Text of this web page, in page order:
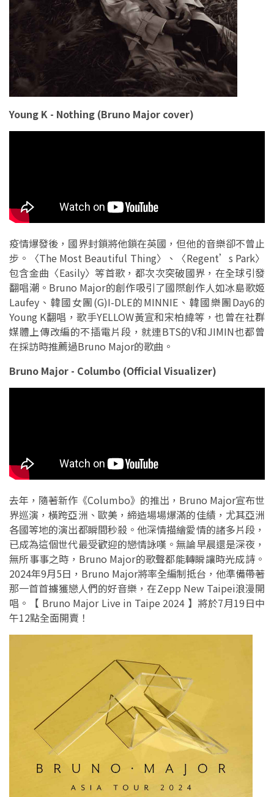
Young K - Nothing (Bruno Major cover)
疫情爆發後，國界封鎖將他鎖在英國，但他的音樂卻不曾止
步。〈The Most Beautiful Thing〉、〈Regent’s Park〉
包含金曲〈Easily〉等首歌，都次次突破國界，在全球引發
翻唱潮。Bruno Major的創作吸引了國際創作人如冰島歌姬
Laufey、韓國女團(G)I-DLE的MINNIE、韓國樂團Day6的
Young K翻唱，歌手YELLOW黃宣和宋柏緯等，也曾在社群
媒體上傳改編的不插電片段，就連BTS的V和JIMIN也都曾
在採訪時推薦過Bruno Major的歌曲。
Bruno Major - Columbo (Official Visualizer)
去年，隨著新作《Columbo》的推出，Bruno Major宣布世
界巡演，橫跨亞洲、歐美，締造場場爆滿的佳績，尤其亞洲
各國等地的演出都瞬間秒殺。他深情描繪愛情的諸多片段，
已成為這個世代最受歡迎的戀情詠嘆。無論早晨還是深夜，
無所事事之時，Bruno Major的歌聲都能轉瞬讓時光成詩。
2024年9月5日，Bruno Major將率全編制抵台，他準備帶著
那一首首擄獲戀人們的好音樂，在Zepp New Taipei浪漫開
唱。【 Bruno Major Live in Taipe 2024 】將於7月19日中
午12點全面開賣！